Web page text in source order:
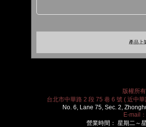
產品上
版權所
台北市中華路 2 段 75 巷 6 號 ( 近中
No. 6, Lane 75, Sec. 2,
E-mail：
營業時間： 星期二～